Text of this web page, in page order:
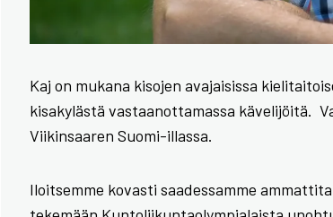
Kaj on mukana kisojen avajaisissa
kisakylästä vastaanottamassa kävelijöitä.
Viikinsaaren Suomi-illassa.
Iloitsemme kovasti saadessamme